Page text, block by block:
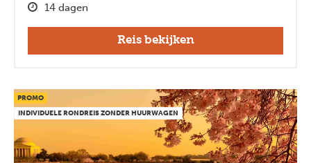
14 dagen
Reis bekijken
PROMO
INDIVIDUELE RONDREIS ZONDER HUURWAGEN